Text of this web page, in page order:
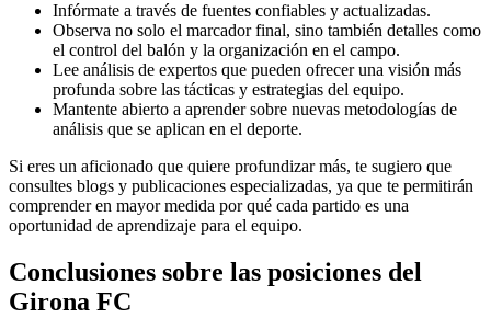
Infórmate a través de fuentes confiables y actualizadas.
Observa no solo el marcador final, sino también detalles como
el control del balón y la organización en el campo.
Lee análisis de expertos que pueden ofrecer una visión más
profunda sobre las tácticas y estrategias del equipo.
Mantente abierto a aprender sobre nuevas metodologías de
análisis que se aplican en el deporte.
Si eres un aficionado que quiere profundizar más, te sugiero que
consultes blogs y publicaciones especializadas, ya que te permitirán
comprender en mayor medida por qué cada partido es una
oportunidad de aprendizaje para el equipo.
Conclusiones sobre las posiciones del
Girona FC